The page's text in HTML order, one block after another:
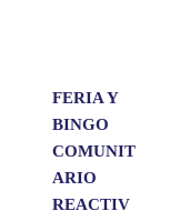
FERIA Y
BINGO
COMUNIT
ARIO
REACTIV